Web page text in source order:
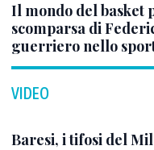
Il mondo del basket
scomparsa di
guerriero nello
VIDEO
Baresi, i tifosi del